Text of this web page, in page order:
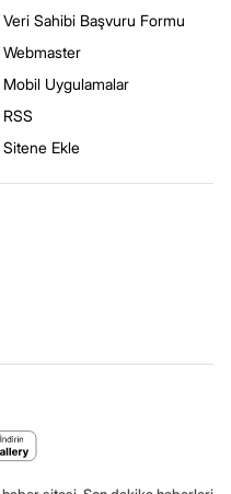
Veri Sahibi Başvuru Formu
Webmaster
Mobil Uygulamalar
RSS
Sitene Ekle